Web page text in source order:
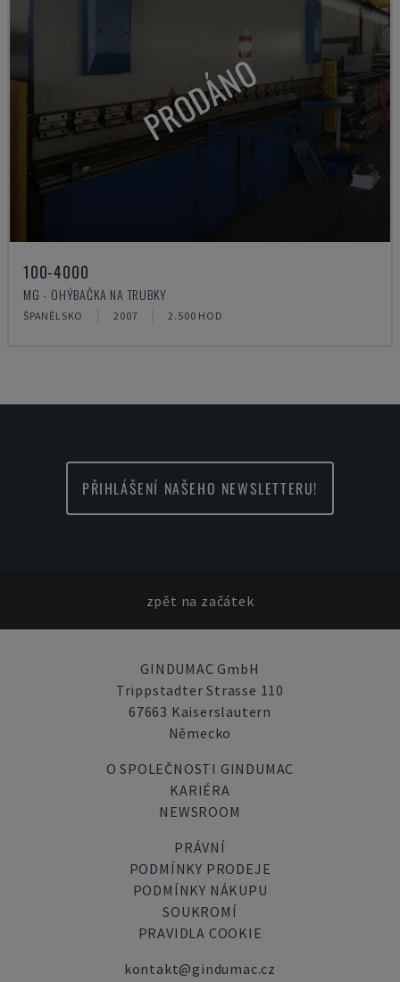
PRODÁNO
100-4000
MG - OHÝBAČKA NA TRUBKY
ŠPANĚLSKO 2007 2.500 HOD
PŘIHLÁŠENÍ NAŠEHO NEWSLETTERU!
zpět na začátek
GINDUMAC GmbH
Trippstadter Strasse 110
67663 Kaiserslautern
Německo
O SPOLEČNOSTI GINDUMAC
KARIÉRA
NEWSROOM
PRÁVNÍ
PODMÍNKY PRODEJE
PODMÍNKY NÁKUPU
SOUKROMÍ
PRAVIDLA COOKIE
kontakt@gindumac.cz